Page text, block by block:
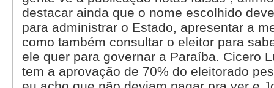
destacar ainda que o nome escolhido
para administrar o Estado, apresentar a
como também consultar o eleitor para
ele quer para governar a Paraíba. Cicero
tem a aprovação de 70% do eleitorado